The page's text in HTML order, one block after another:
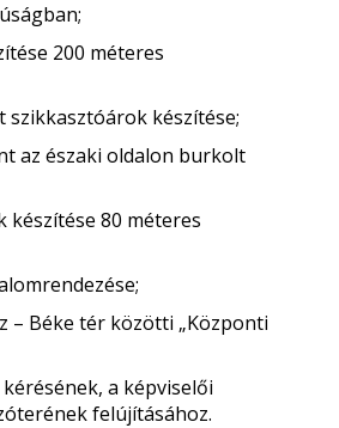
200 méteres
szikkasztóárok készítése;
az északi oldalon burkolt
készítése 80 méteres
– Béke tér közötti „Központi
a képviselői
felújításához.